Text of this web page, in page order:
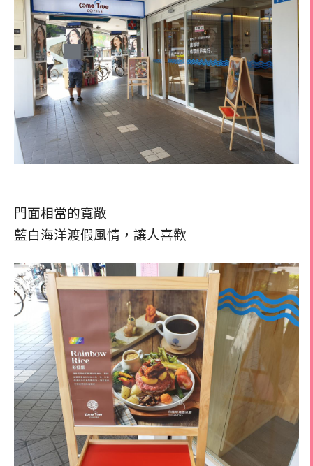
門面相當的寬敞
藍白海洋渡假風情，讓人喜歡